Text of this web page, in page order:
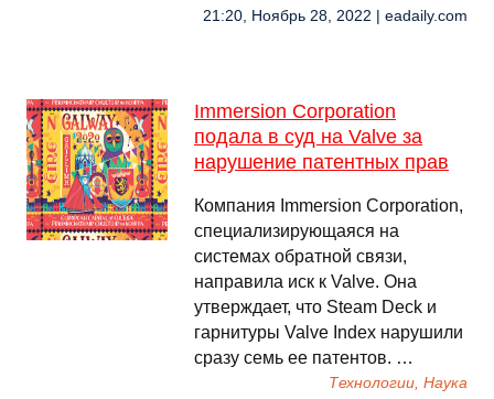
21:20, Ноябрь 28, 2022 | eadaily.com
Immersion Corporation
подала в суд на Valve за
нарушение патентных прав
Компания Immersion Corporation,
специализирующаяся на
системах обратной связи,
направила иск к Valve. Она
утверждает, что Steam Deck и
гарнитуры Valve Index нарушили
сразу семь ее патентов. …
Технологии, Наука